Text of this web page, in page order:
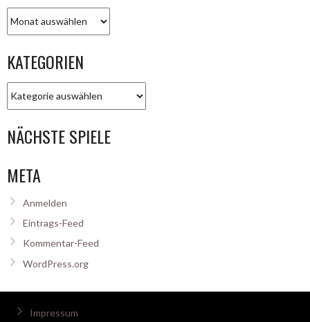
KATEGORIEN
NÄCHSTE SPIELE
META
Anmelden
Eintrags-Feed
Kommentar-Feed
WordPress.org
Impressum